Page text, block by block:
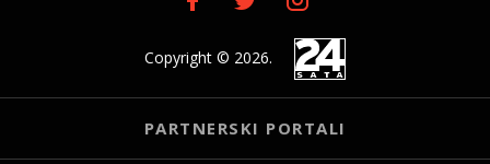
Copyright © 2026.
PARTNERSKI PORTALI